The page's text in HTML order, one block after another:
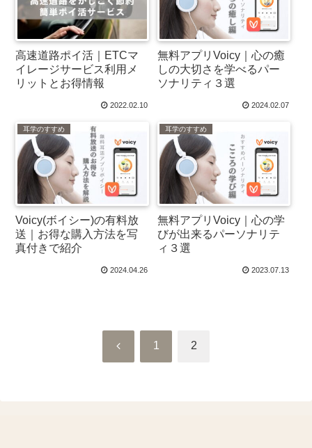
高速道路ポイ活｜ETCマ
イレージサービス利用メ
リットとお得情報
2022.02.10
無料アプリVoicy｜心の癒
しの大切さを学べるパー
ソナリティ３選
2024.02.07
耳学のすすめ
Voicy(ボイシー)の有料放
送｜お得な購入方法を写
真付きで紹介
2024.04.26
耳学のすすめ
無料アプリVoicy｜心の学
びが出来るパーソナリテ
ィ３選
2023.07.13
前 1 2